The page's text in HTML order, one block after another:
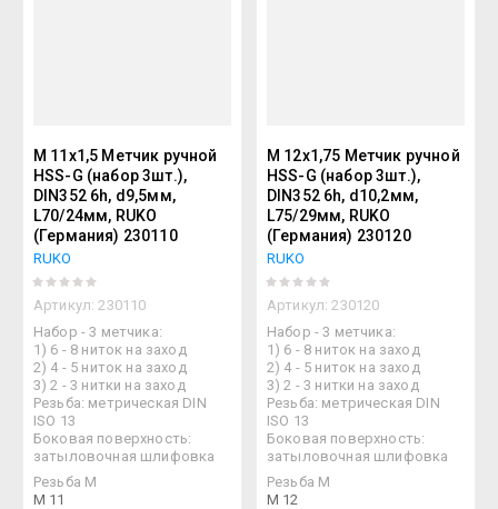
М 11х1,5 Метчик ручной
HSS-G (набор 3шт.),
DIN352 6h, d9,5мм,
L70/24мм, RUKO
(Германия) 230110
RUKO
Артикул: 230110
Набор - 3 метчика:
1) 6 - 8 ниток на заход
2) 4 - 5 ниток на заход
3) 2 - 3 нитки на заход
Резьба: метрическая DIN
ISO 13
Боковая поверхность:
затыловочная шлифовка
Резьба М
M 11
М 12х1,75 Метчик ручной
HSS-G (набор 3шт.),
DIN352 6h, d10,2мм,
L75/29мм, RUKO
(Германия) 230120
RUKO
Артикул: 230120
Набор - 3 метчика:
1) 6 - 8 ниток на заход
2) 4 - 5 ниток на заход
3) 2 - 3 нитки на заход
Резьба: метрическая DIN
ISO 13
Боковая поверхность:
затыловочная шлифовка
Резьба М
M 12